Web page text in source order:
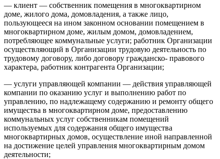
— клиент — собственник помещения в многоквартирном
доме, жилого дома, домовладения, а также лицо,
пользующееся на ином законном основании помещением в
многоквартирном доме, жилым домом, домовладением,
потребляющее коммунальные услуги; работник Организации
осуществляющий в Организации трудовую деятельность по
трудовому договору, либо договору гражданско- правового
характера, работник контрагента Организации;
— услуги управляющей компании — действия управляющей
компании по оказанию услуг и выполнению работ по
управлению, по надлежащему содержанию и ремонту общего
имущества в многоквартирном доме, предоставлению
коммунальных услуг собственникам помещений
используемых для содержания общего имущества
многоквартирных домов, осуществление иной направленной
на достижение целей управления многоквартирным домом
деятельности;